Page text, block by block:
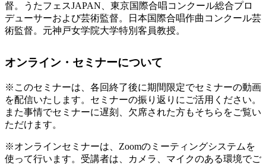
督。うたフェスJAPAN、東京国際合唱コンクール総合プロ
デューサーおよび芸術監督。日本国際合唱作曲コンクール芸
術監督。元神戸女学院大学特別客員教授。
オンライン・セミナーについて
※このセミナーは、各回終了後に期間限定でセミナーの動画
を配信いたします。セミナーの振り返りにご活用ください。
また事情でセミナーに遅刻、欠席された方もそちらをご覧い
ただけます。
※オンラインセミナーは、Zoomのミーティングシステムを
使って行います。受講者は、カメラ、マイクのある環境でご